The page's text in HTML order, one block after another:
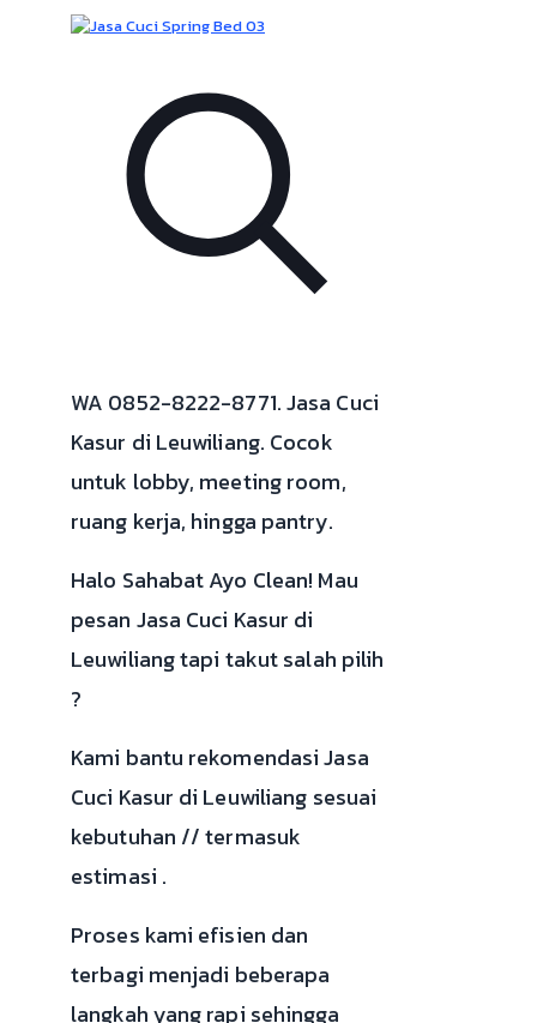
WA 0852-8222-8771. Jasa Cuci
Kasur di Leuwiliang. Cocok
untuk lobby, meeting room,
ruang kerja, hingga pantry.
Halo Sahabat Ayo Clean! Mau
pesan Jasa Cuci Kasur di
Leuwiliang tapi takut salah pilih
?
Kami bantu rekomendasi Jasa
Cuci Kasur di Leuwiliang sesuai
kebutuhan // termasuk
estimasi .
Proses kami efisien dan
terbagi menjadi beberapa
langkah yang rapi sehingga